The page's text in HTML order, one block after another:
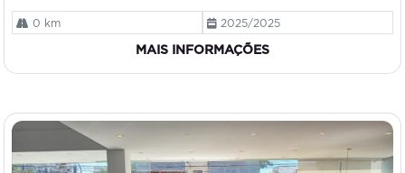
0 km 2025/2025
MAIS INFORMAÇÕES